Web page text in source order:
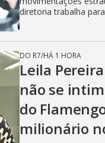
diretoria trabalha
DO R7/HÁ 1 HORA
Leila
não se
do
milionário